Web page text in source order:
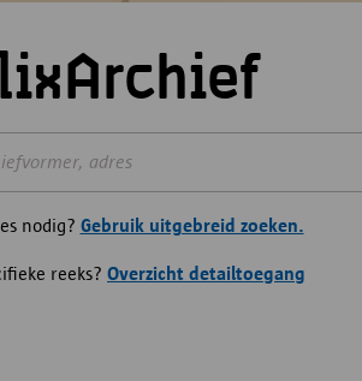
nodig? Gebruik uitgebreid zoeken.
reeks? Overzicht detailtoegang